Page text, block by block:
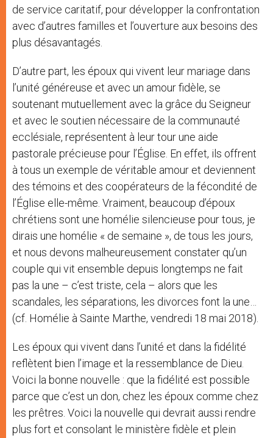
de service caritatif, pour développer la confrontation
avec d’autres familles et l’ouverture aux besoins des
plus désavantagés.
D’autre part, les époux qui vivent leur mariage dans
l’unité généreuse et avec un amour fidèle, se
soutenant mutuellement avec la grâce du Seigneur
et avec le soutien nécessaire de la communauté
ecclésiale, représentent à leur tour une aide
pastorale précieuse pour l’Église. En effet, ils offrent
à tous un exemple de véritable amour et deviennent
des témoins et des coopérateurs de la fécondité de
l’Église elle-même. Vraiment, beaucoup d’époux
chrétiens sont une homélie silencieuse pour tous, je
dirais une homélie « de semaine », de tous les jours,
et nous devons malheureusement constater qu’un
couple qui vit ensemble depuis longtemps ne fait
pas la une – c’est triste, cela – alors que les
scandales, les séparations, les divorces font la une…
(cf. Homélie à Sainte Marthe, vendredi 18 mai 2018).
Les époux qui vivent dans l’unité et dans la fidélité
reflètent bien l’image et la ressemblance de Dieu.
Voici la bonne nouvelle : que la fidélité est possible
parce que c’est un don, chez les époux comme chez
les prêtres. Voici la nouvelle qui devrait aussi rendre
plus fort et consolant le ministère fidèle et plein